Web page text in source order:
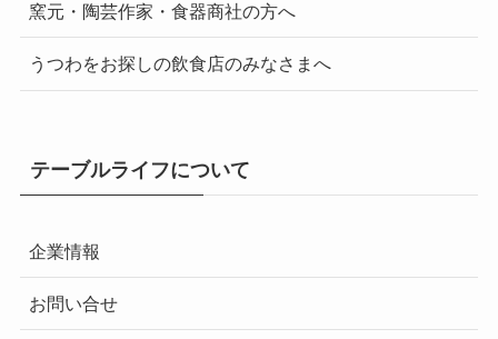
窯元・陶芸作家・食器商社の方へ
うつわをお探しの飲食店のみなさまへ
テーブルライフについて
企業情報
お問い合せ